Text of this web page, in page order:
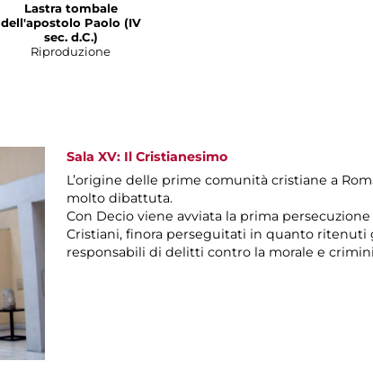
Lastra tombale
dell'apostolo Paolo (IV
sec. d.C.)
Riproduzione
Sala XV: Il Cristianesimo
L’origine delle prime comunità cristiane a
molto dibattuta.
Con Decio viene avviata la prima
Cristiani, finora perseguitati in quanto ritenuti
responsabili di delitti contro la morale e